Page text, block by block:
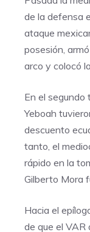
de la defensa
ataque
posesión,
arco y colocó
En el segundo
Yeboah
descuento
tanto, el
rápido en la
Gilberto Mora
Hacia el
de que el